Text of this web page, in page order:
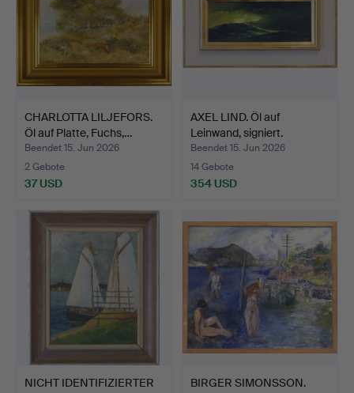
CHARLOTTA LILJEFORS.
Öl auf Platte, Fuchs,…
Beendet 15. Jun 2026
2 Gebote
37 USD
AXEL LIND. Öl auf
Leinwand, signiert.
Beendet 15. Jun 2026
14 Gebote
354 USD
NICHT IDENTIFIZIERTER
BIRGER SIMONSSON.